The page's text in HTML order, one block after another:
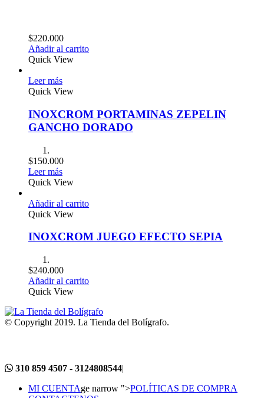
$220.000
Añadir al carrito
Quick View
Leer más
Quick View
INOXCROM PORTAMINAS ZEPELIN
GANCHO DORADO
$150.000
Leer más
Quick View
Añadir al carrito
Quick View
INOXCROM JUEGO EFECTO SEPIA
$240.000
Añadir al carrito
Quick View
© Copyright 2019. La Tienda del Bolígrafo.
310 859 4507 - 3124808544|
MI CUENTAge narrow ">POLÍTICAS DE COMPRA